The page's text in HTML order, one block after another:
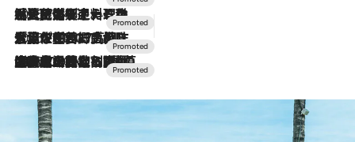
2026.7.24
【夏限定ディナーコース】旬を迎える稚鮎や花ズッキーニなどをイタリア・トスカーナの郷土料理の手法で満喫！
2026.7.17
「土佐和ハーブかき氷」がOMO7高知に登場！生姜、山椒、大葉など目にも舌にも涼を呼ぶ郷土の味
2026.7.10
NEW OPEN！【界 草津】名湯の地に誕生。趣の異なる2種の温泉と上州ならではの会席・蕎麦割烹など美食を味わう究極の癒やし旅